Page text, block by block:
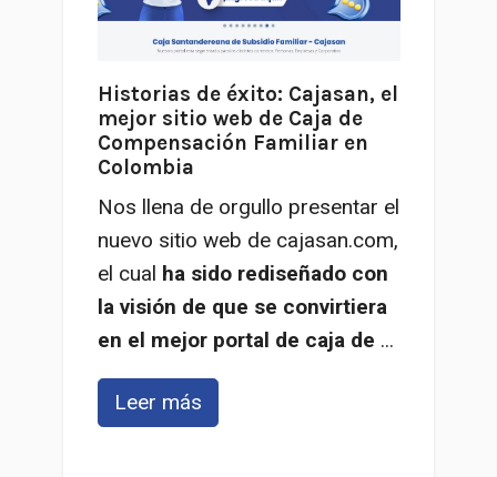
Historias de éxito: Cajasan, el
mejor sitio web de Caja de
Compensación Familiar en
Colombia
Nos llena de orgullo presentar el
nuevo sitio web de cajasan.com,
el cual ha sido rediseñado con
la visión de que se convirtiera
en el mejor portal de caja de ...
Leer más